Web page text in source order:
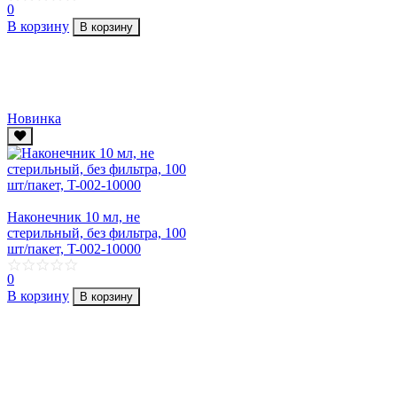
0
В корзину
В корзину
Новинка
Наконечник 10 мл, не
стерильный, без фильтра, 100
шт/пакет, T-002-10000
0
В корзину
В корзину